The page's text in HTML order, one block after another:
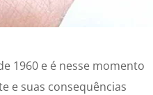
1960 e é nesse momento
e suas consequências